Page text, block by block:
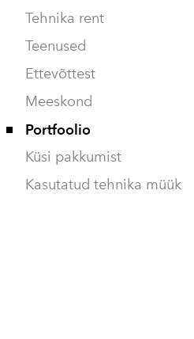
Tehnika rent
Teenused
Ettevõttest
Meeskond
Portfoolio
Küsi pakkumist
Kasutatud tehnika müük